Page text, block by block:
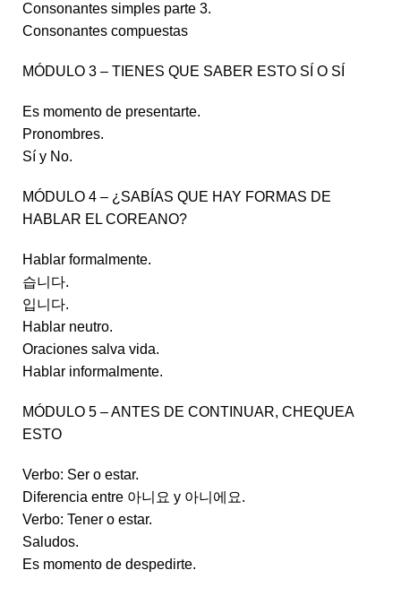
Consonantes simples parte 3.
Consonantes compuestas
MÓDULO 3 – TIENES QUE SABER ESTO SÍ O SÍ
Es momento de presentarte.
Pronombres.
Sí y No.
MÓDULO 4 – ¿SABÍAS QUE HAY FORMAS DE
HABLAR EL COREANO?
Hablar formalmente.
습니다.
입니다.
Hablar neutro.
Oraciones salva vida.
Hablar informalmente.
MÓDULO 5 – ANTES DE CONTINUAR, CHEQUEA
ESTO
Verbo: Ser o estar.
Diferencia entre 아니요 y 아니에요.
Verbo: Tener o estar.
Saludos.
Es momento de despedirte.